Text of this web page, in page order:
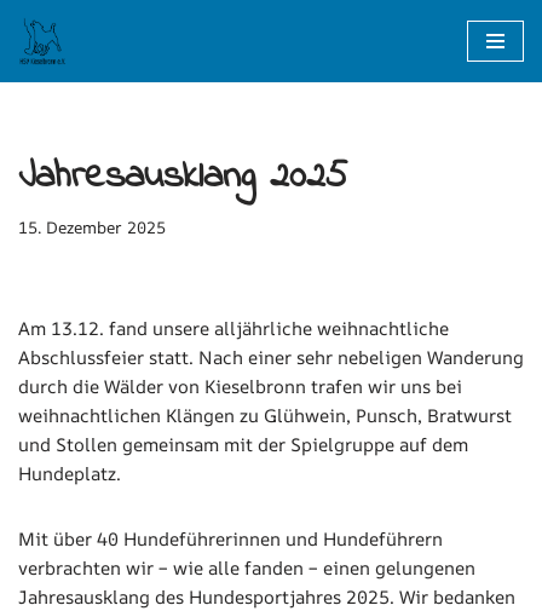
Zum
Jahresausklang 2025
15. Dezember 2025
Am 13.12. fand unsere alljährliche weihnachtliche
Abschlussfeier statt. Nach einer sehr nebeligen Wanderung
durch die Wälder von Kieselbronn trafen wir uns bei
weihnachtlichen Klängen zu Glühwein, Punsch, Bratwurst
und Stollen gemeinsam mit der Spielgruppe auf dem
Hundeplatz.
Mit über 40 Hundeführerinnen und Hundeführern
verbrachten wir – wie alle fanden – einen gelungenen
Jahresausklang des Hundesportjahres 2025. Wir bedanken